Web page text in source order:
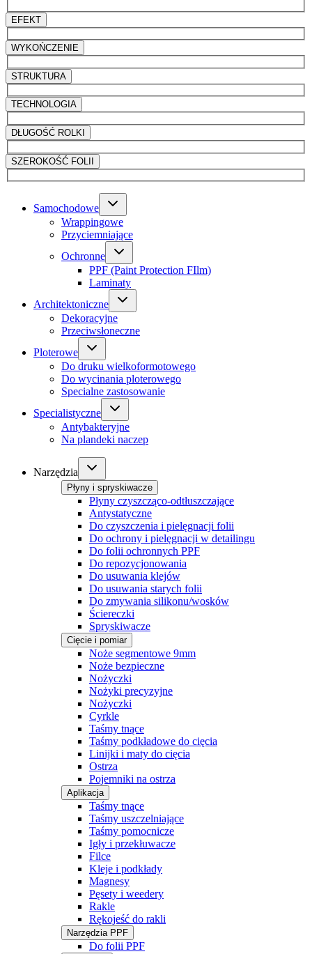
EFEKT
WYKOŃCZENIE
STRUKTURA
TECHNOLOGIA
DŁUGOŚĆ ROLKI
SZEROKOŚĆ FOLII
Samochodowe
Wrappingowe
Przyciemniające
Ochronne
PPF (Paint Protection FIlm)
Laminaty
Architektoniczne
Dekoracyjne
Przeciwsłoneczne
Ploterowe
Do druku wielkoformotowego
Do wycinania ploterowego
Specialne zastosowanie
Specialistyczne
Antybakteryjne
Na plandeki naczep
Narzędzia
Płyny i spryskiwacze
Płyny czyszcząco-odtłuszczające
Antystatyczne
Do czyszczenia i pielęgnacji folii
Do ochrony i pielęgnacji w detailingu
Do folii ochronnych PPF
Do repozycjonowania
Do usuwania klejów
Do usuwania starych folii
Do zmywania silikonu/wosków
Ściereczki
Spryskiwacze
Cięcie i pomiar
Noże segmentowe 9mm
Noże bezpieczne
Nożyczki
Nożyki precyzyjne
Nożyczki
Cyrkle
Taśmy tnące
Taśmy podkładowe do cięcia
Linijki i maty do cięcia
Ostrza
Pojemniki na ostrza
Aplikacja
Taśmy tnące
Taśmy uszczelniające
Taśmy pomocnicze
Igły i przekłuwacze
Filce
Kleje i podkłady
Magnesy
Pęsety i weedery
Rakle
Rękojeść do rakli
Narzędzia PPF
Do folii PPF